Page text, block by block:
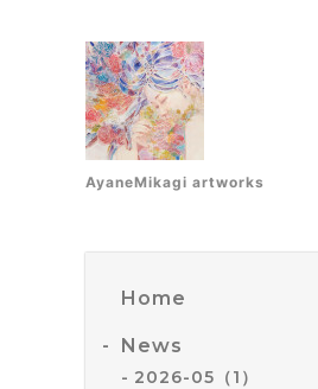
AyaneMikagi artworks
Home
News
2026-05（1）